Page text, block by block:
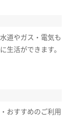
道やガス・電気も
生活ができます。
おすすめのご利用